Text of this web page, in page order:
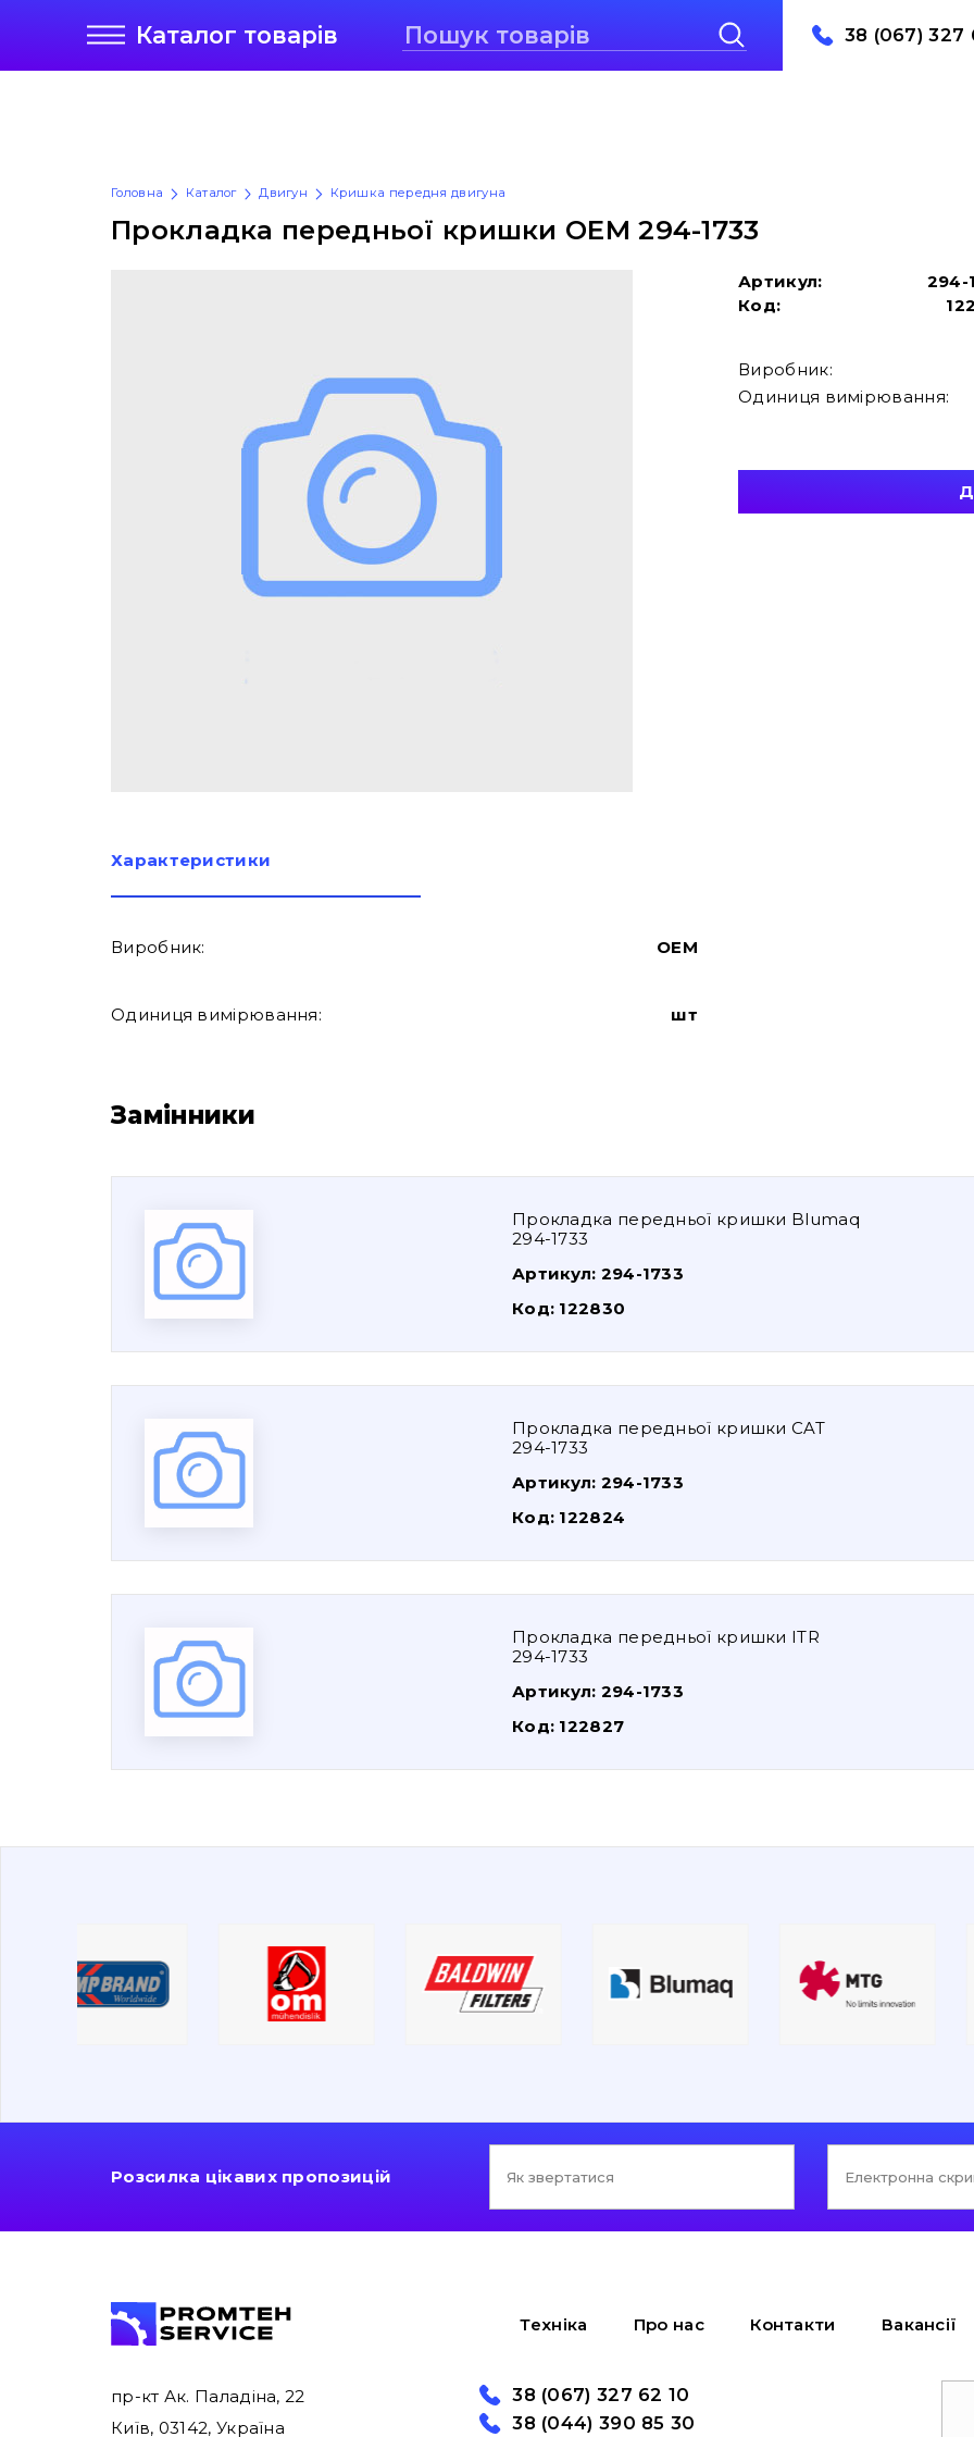
Каталог товарів 38 (067) 327
Головна Каталог Двигун Кришка передня двигуна
Прокладка передньої кришки OEM 294-1733
Артикул:
294-
Код:
Виробник:
Одиниця вимірювання:
Характеристики
Виробник: OEM
Одиниця вимірювання: шт
Замінники
Прокладка передньої кришки Blumaq
294-1733
Артикул: 294-1733
Код: 122830
Прокладка передньої кришки CAT
294-1733
Артикул: 294-1733
Код: 122824
Прокладка передньої кришки ITR
294-1733
Артикул: 294-1733
Код: 122827
Розсилка цікавих пропозицій
Техніка Про нас Контакти Вакансії
пр-кт Ак. Паладіна, 22
Київ, 03142, Україна
38 (067) 327 62 10
38 (044) 390 85 30